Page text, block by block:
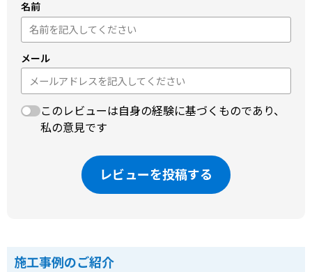
名前
メール
このレビューは自身の経験に基づくものであり、
私の意見です
レビューを投稿する
施工事例のご紹介